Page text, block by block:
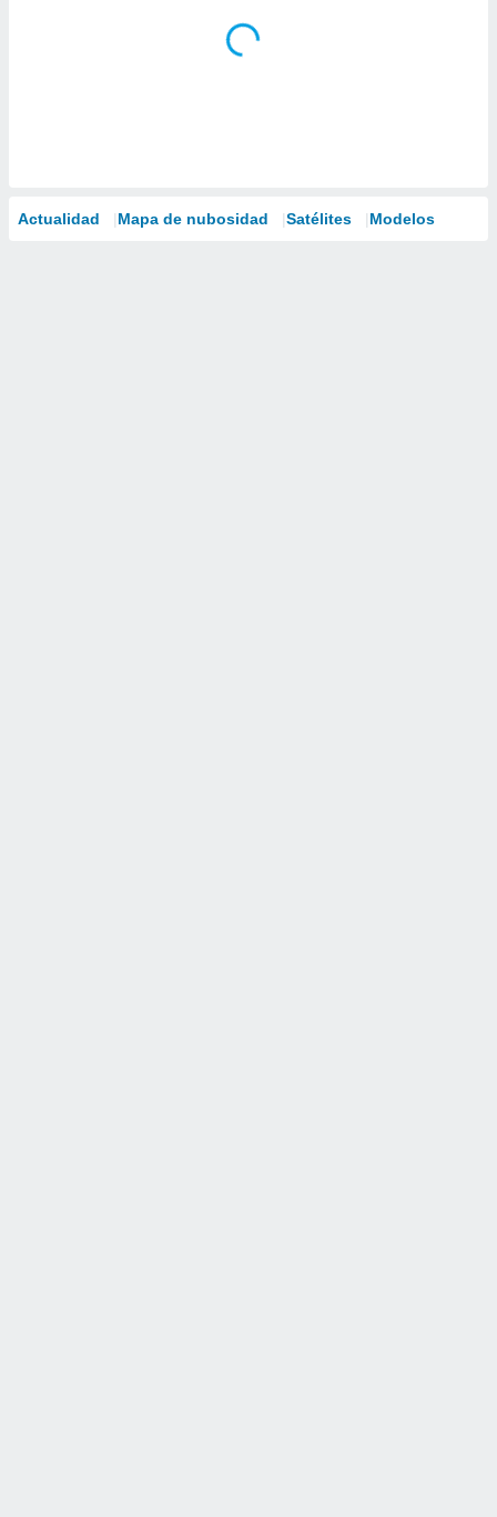
Actualidad Mapa de nubosidad Satélites Modelos